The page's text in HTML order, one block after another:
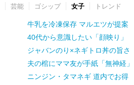
芸能 ゴシップ 女子 トレンド
牛乳を冷凍保存 マルエツが提案
40代から意識したい「顔映り」
ジャバンのり×ネギトロ丼の旨さ
夫の棺にママ友が手紙「無神経」
ニンジン・タマネギ 道内でお得